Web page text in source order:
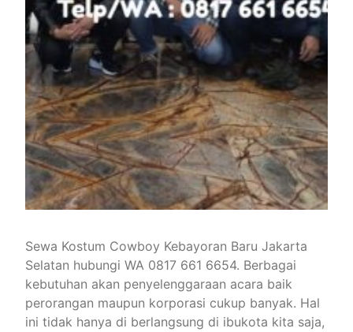
Sewa Kostum Cowboy Kebayoran Baru Jakarta
Selatan hubungi WA 0817 661 6654. Berbagai
kebutuhan akan penyelenggaraan acara baik
perorangan maupun korporasi cukup banyak. Hal
ini tidak hanya di berlangsung di ibukota kita saja,